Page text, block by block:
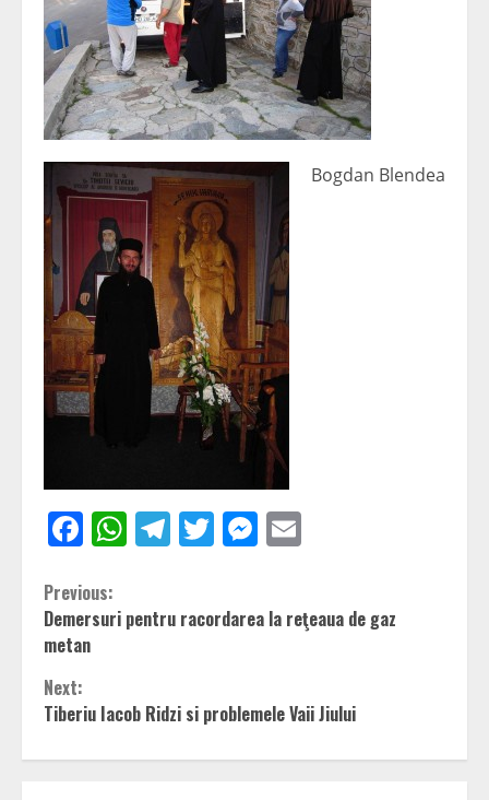
Bogdan Blendea
Facebook
WhatsApp
Telegram
TwitterMessenger
Continue
Reading
Previous:
Demersuri pentru racordarea la reţeaua de gaz
metan
Next:
Tiberiu Iacob Ridzi si problemele Vaii Jiului